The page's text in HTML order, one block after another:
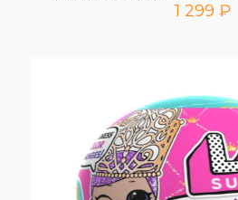
1 299 ₽